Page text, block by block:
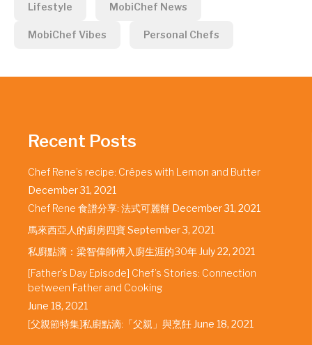
Lifestyle MobiChef News
MobiChef Vibes Personal Chefs
Recent Posts
Chef Rene’s recipe: Crêpes with Lemon and Butter
December 31, 2021
Chef Rene 食譜分享: 法式可麗餅 December 31, 2021
馬來西亞人的廚房四寶September 3, 2021
私廚點滴：梁智偉師傅入廚生涯的30年 July 22, 2021
[Father’s Day Episode] Chef’s Stories: Connection
between Father and Cooking
June 18, 2021
[父親節特集]私廚點滴:「父親」與烹飪 June 18, 2021